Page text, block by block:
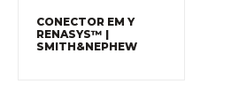
CONECTOR EM Y
RENASYS™ |
SMITH&NEPHEW